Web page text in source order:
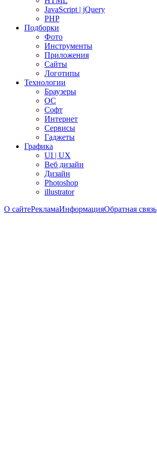
JavaScript | jQuery
PHP
Подборки
Фото
Инструменты
Приложения
Сайты
Логотипы
Технологии
Браузеры
ОС
Софт
Интернет
Сервисы
Гаджеты
Графика
UI | UX
Веб дизайн
Дизайн
Photoshop
illustrator
О сайтеРекламаИнформацияОбратная связь